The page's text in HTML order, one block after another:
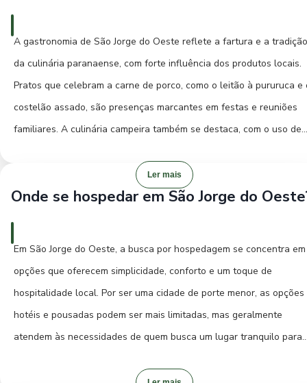
compartilham com orgulho suas histórias e tradições. A visita à
cidade é uma oportunidade de vivenciar um Brasil mais autêntico e
acolhedor, longe do ritmo acelerado das grandes cidades.
A gastronomia de São Jorge do Oeste reflete a fartura e a tradição
da culinária paranaense, com forte influência dos produtos locais.
Pratos que celebram a carne de porco, como o leitão à pururuca e
costelão assado, são presenças marcantes em festas e reuniões
familiares. A culinária campeira também se destaca, com o uso de
cheios de sabor e afeto, proporcionando uma verdadeira imersão
Ler mais
Onde se hospedar em São Jorge do
Em São Jorge do Oeste, a busca por hospedagem se concentra em
opções que oferecem simplicidade, conforto e um toque de
hospitalidade local. Por ser uma cidade de porte menor, as opções
hotéis e pousadas podem ser mais limitadas, mas geralmente
atendem às necessidades de quem busca um lugar tranquilo para